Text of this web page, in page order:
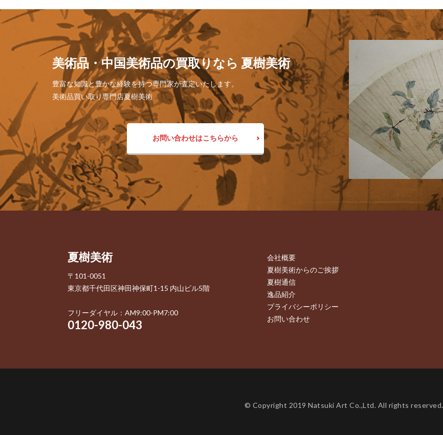
美術品・中国美術品の買取りなら 夏樹美術
豊富な知識と豊かな経験を持つ専門家が査定いたします。
美術品買い取り専門店夏樹美術
お問い合わせはこちらから
夏樹美術
〒101-0051
東京都千代田区神田神保町1-15 内山ビル5階
フリーダイヤル：AM9:00-PM7:00
0120-980-043
会社概要
夏樹美術からのご挨拶
夏樹通信
逸品紹介
プライバシーポリシー
お問い合わせ
© Copyright 2019 Natsuki Art Co.,Ltd. All rights reserved.